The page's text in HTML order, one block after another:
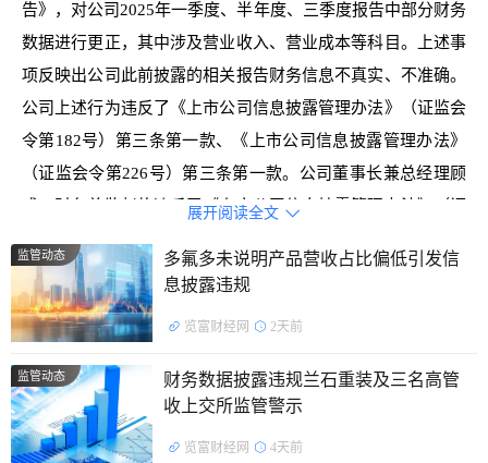
告》，对公司2025年一季度、半年度、三季度报告中部分财务
数据进行更正，其中涉及营业收入、营业成本等科目。上述事
项反映出公司此前披露的相关报告财务信息不真实、不准确。
公司上述行为违反了《上市公司信息披露管理办法》（证监会
令第182号）第三条第一款、《上市公司信息披露管理办法》
（证监会令第226号）第三条第一款。公司董事长兼总经理顾
成、财务总监赵艳违反了《上市公司信息披露管理办法》（证
息披露管理办法》（证监会令第226号）第四条、第五十二条
第三款，对上述行为应承担主要责任。
对交信（浙江）信息发展股份有限公司、顾成、赵艳分别
采取出具警示函的行政监管措施。
展开阅读全文 
监管动态
多氟多未说明产品营收占比偏低引发信
息披露违规
览富财经网 2天前
监管动态
财务数据披露违规兰石重装及三名高管
收上交所监管警示
览富财经网 4天前